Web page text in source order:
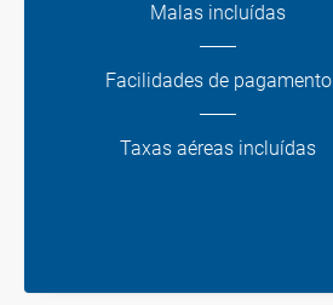
Malas incluídas
Facilidades de pagamento
Taxas aéreas incluídas